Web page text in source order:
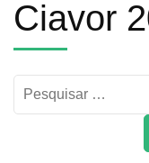
Ciavor
Pesquisar
por: